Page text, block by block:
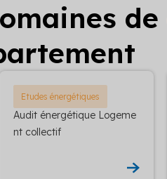
de
Etudes énergétiques
Audit énergétique Logeme
nt collectif